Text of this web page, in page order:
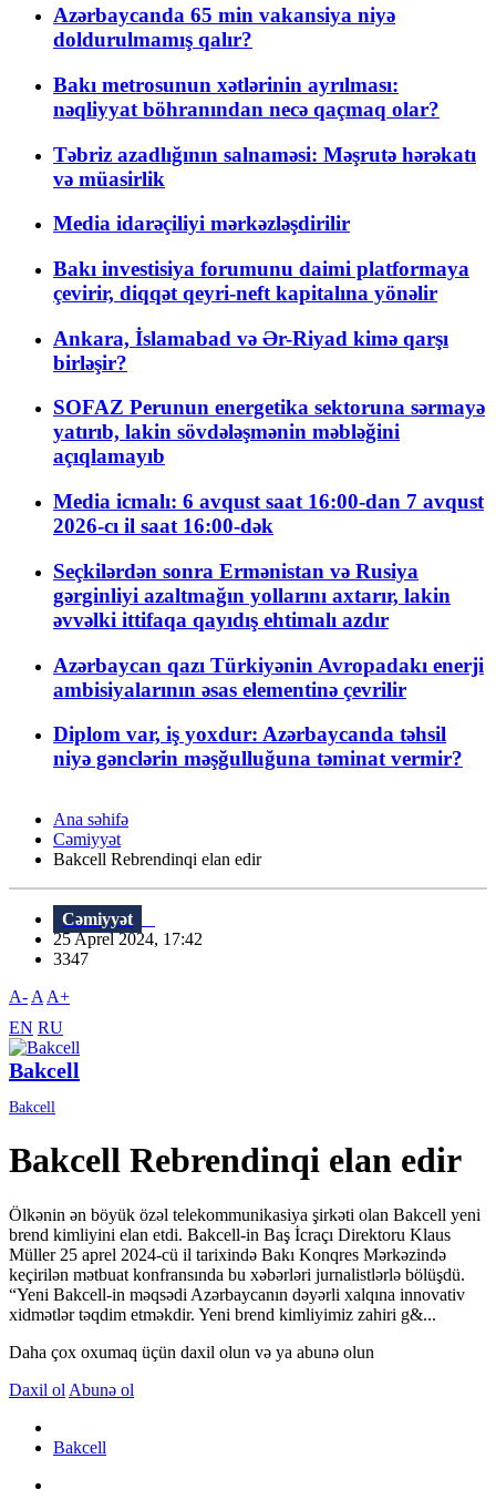
Azərbaycanda 65 min vakansiya niyə
doldurulmamış qalır?
Bakı metrosunun xətlərinin ayrılması:
nəqliyyat böhranından necə qaçmaq olar?
Təbriz azadlığının salnaməsi: Məşrutə hərəkatı
və müasirlik
Media idarəçiliyi mərkəzləşdirilir
Bakı investisiya forumunu daimi platformaya
çevirir, diqqət qeyri-neft kapitalına yönəlir
Ankara, İslamabad və Ər-Riyad kimə qarşı
birləşir?
SOFAZ Perunun energetika sektoruna sərmayə
yatırıb, lakin sövdələşmənin məbləğini
açıqlamayıb
Media icmalı: 6 avqust saat 16:00-dan 7 avqust
2026-cı il saat 16:00-dək
Seçkilərdən sonra Ermənistan və Rusiya
gərginliyi azaltmağın yollarını axtarır, lakin
əvvəlki ittifaqa qayıdış ehtimalı azdır
Azərbaycan qazı Türkiyənin Avropadakı enerji
ambisiyalarının əsas elementinə çevrilir
Diplom var, iş yoxdur: Azərbaycanda təhsil
niyə gənclərin məşğulluğuna təminat vermir?
Ana səhifə
Cəmiyyət
Bakcell Rebrendinqi elan edir
Cəmiyyət
25 Aprel 2024, 17:42
3347
A- A A+
EN RU
Bakcell
Bakcell
Bakcell Rebrendinqi elan edir
Ölkənin ən böyük özəl telekommunikasiya şirkəti olan Bakcell yeni
brend kimliyini elan etdi. Bakcell-in Baş İcraçı Direktoru Klaus
Müller 25 aprel 2024-cü il tarixində Bakı Konqres Mərkəzində
keçirilən mətbuat konfransında bu xəbərləri jurnalistlərlə bölüşdü.
“Yeni Bakcell-in məqsədi Azərbaycanın dəyərli xalqına innovativ
xidmətlər təqdim etməkdir. Yeni brend kimliyimiz zahiri g&...
Daha çox oxumaq üçün daxil olun və ya abunə olun
Daxil ol Abunə ol
Bakcell